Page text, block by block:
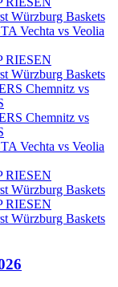
Würzburg Baskets
Vechta vs Veolia
RIESEN
Würzburg Baskets
Chemnitz vs
Chemnitz vs
Vechta vs Veolia
RIESEN
Würzburg Baskets
RIESEN
Würzburg Baskets